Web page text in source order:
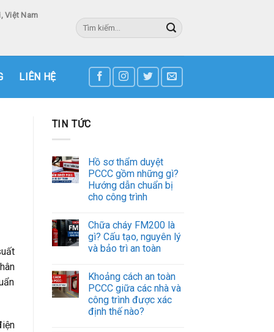
Việt Nam
Tìm
kiếm:
LIÊN HỆ
TIN TỨC
Hồ sơ thẩm duyệt
PCCC gồm những gì?
Hướng dẫn chuẩn bị
cho công trình
Chữa cháy FM200 là
gì? Cấu tạo, nguyên lý
và bảo trì an toàn
Khoảng cách an toàn
PCCC giữa các nhà và
công trình được xác
định thế nào?